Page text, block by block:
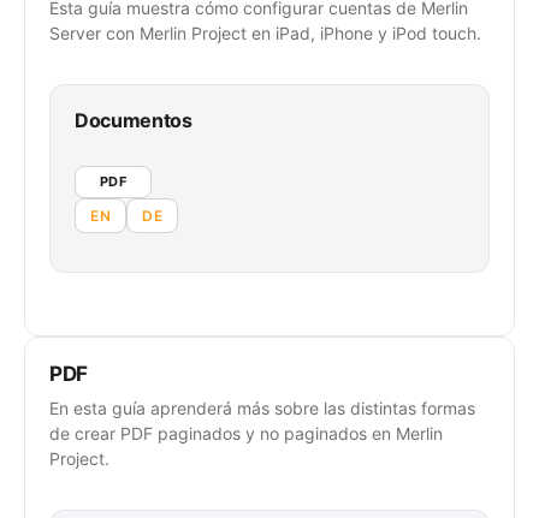
Esta guía muestra cómo configurar cuentas de Merlin
Server con Merlin Project en iPad, iPhone y iPod touch.
Documentos
PDF
EN DE
PDF
En esta guía aprenderá más sobre las distintas formas
de crear PDF paginados y no paginados en Merlin
Project.